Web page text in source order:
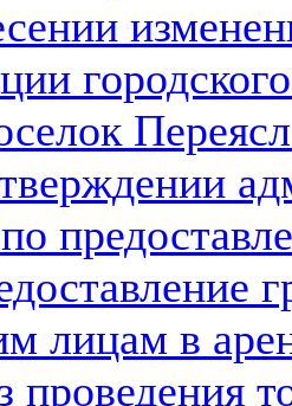
лицам в
проведения